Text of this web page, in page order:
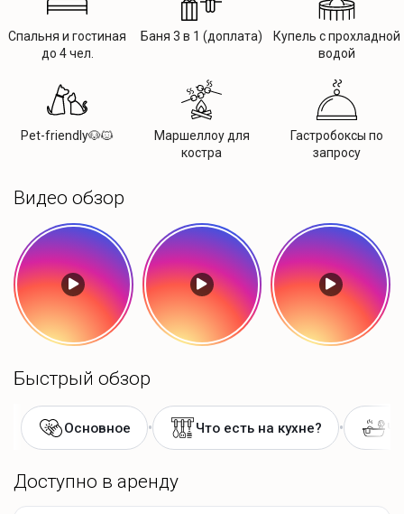
Спальня и гостиная
до 4 чел.
Баня 3 в 1 (доплата)
Купель с прохладной
водой
Pet-friendly🐶🐱
Маршеллоу для
костра
Гастробоксы по
запросу
Видео обзор
Быстрый обзор
Основное • Что есть на кухне? •
Доступно в аренду